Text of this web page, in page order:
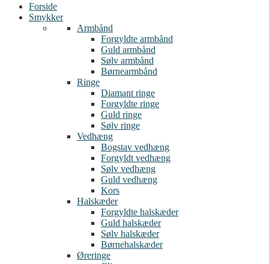
Forside
Smykker
Armbånd
Forgyldte armbånd
Guld armbånd
Sølv armbånd
Børnearmbånd
Ringe
Diamant ringe
Forgyldte ringe
Guld ringe
Sølv ringe
Vedhæng
Bogstav vedhæng
Forgyldt vedhæng
Sølv vedhæng
Guld vedhæng
Kors
Halskæder
Forgyldte halskæder
Guld halskæder
Sølv halskæder
Børnehalskæder
Øreringe